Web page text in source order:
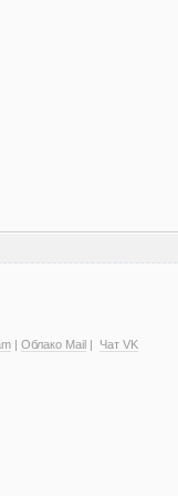
| Облако Mail | Чат VK